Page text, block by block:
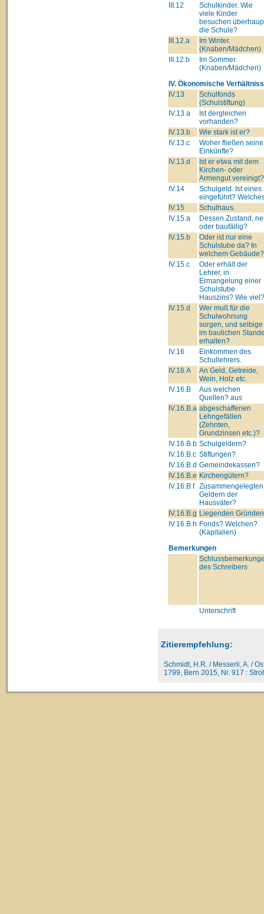
III.12
Schulkinder. Wie
viele Kinder
besuchen
die Schule?
III.12.a
Im Winter.
(Knaben/Mädchen)
III.12.b
Im Sommer.
(Knaben/Mädchen)
IV. Ökonomische
IV.13
Schulfonds
(Schulstiftung)
IV.13.a
Ist dergleichen
vorhanden?
IV.13.b
Wie stark ist er?
IV.13.c
Woher fließen seine
Einkünfte?
IV.13.d
Ist er etwa mit dem
Kirchen- oder
Armengut vereinigt?
IV.14
Schulgeld. Ist eines
eingeführt?
IV.15
Schulhaus.
IV.15.a
Dessen Zustand,
oder baufällig?
IV.15.b
Oder ist nur eine
Schulstube da? In
welchem Gebäude?
IV.15.c
Oder erhält der
Lehrer, in
Ermangelung einer
Schulstube
Hauszins? Wie viel?
IV.15.d
Wer muß für die
Schulwohnung
sorgen, und selbige
im baulichen
erhalten?
IV.16
Einkommen des
Schullehrers.
IV.16.A
An Geld, Getreide,
Wein, Holz etc.
IV.16.B
Aus welchen
Quellen? aus
IV.16.B.a abgeschaffenen
Lehngefällen
(Zehnten,
Grundzinsen etc.)?
IV.16.B.b Schulgeldern?
IV.16.B.c Stiftungen?
IV.16.B.d Gemeindekassen?
IV.16.B.e Kirchengütern?
IV.16.B.f Zusammengelegten
Geldern der
Hausväter?
IV.16.B.g Liegenden
IV.16.B.h Fonds? Welchen?
(Kapitalien)
Bemerkungen
des Schreibers
Unterschrift
Zitierempfehlung:
Schmidt, H.R. / Messerli, A. /
1799, Bern 2015, Nr. 917 :